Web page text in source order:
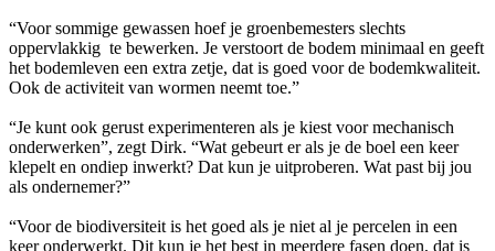
“Voor sommige gewassen hoef je groenbemesters slechts
oppervlakkig te bewerken. Je verstoort de bodem minimaal en geeft
het bodemleven een extra zetje, dat is goed voor de bodemkwaliteit.
Ook de activiteit van wormen neemt toe.”
“Je kunt ook gerust experimenteren als je kiest voor mechanisch
onderwerken”, zegt Dirk. “Wat gebeurt er als je de boel een keer
klepelt en ondiep inwerkt? Dat kun je uitproberen. Wat past bij jou
als ondernemer?”
“Voor de biodiversiteit is het goed als je niet al je percelen in een
keer onderwerkt. Dit kun je het best in meerdere fasen doen, dat is